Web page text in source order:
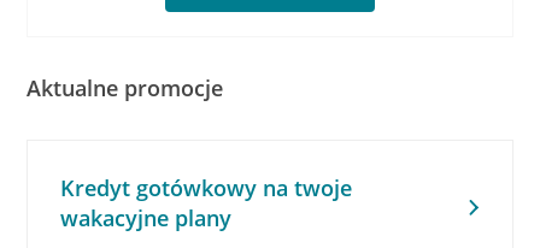
Aktualne promocje
Kredyt gotówkowy na twoje
wakacyjne plany